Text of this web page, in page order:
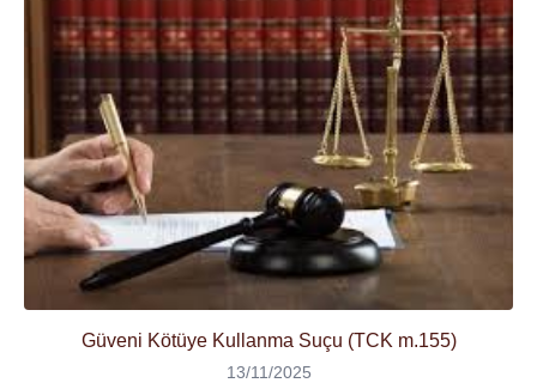
Güveni Kötüye Kullanma Suçu (TCK m.155)
13/11/2025